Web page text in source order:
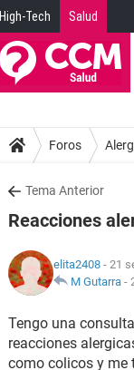
High-Tech Salud
Foros
Tema Anterior
Reacciones
elita2408 - 21
M Gutarra -
Tengo una
reacciones
como colicos y me